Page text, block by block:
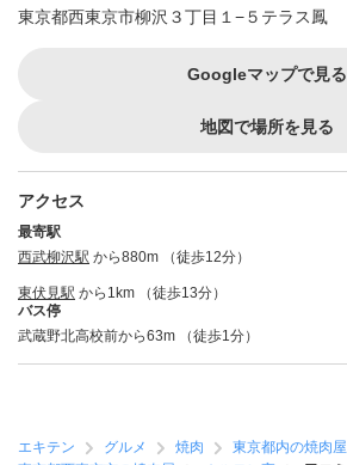
東京都西東京市柳沢３丁目１−５テラス鳳
Googleマップで見る
地図で場所を見る
アクセス
最寄駅
西武柳沢駅 から880m （徒歩12分）
東伏見駅 から1km （徒歩13分）
バス停
武蔵野北高校前から63m （徒歩1分）
エキテン グルメ 焼肉
東京都内の焼肉屋